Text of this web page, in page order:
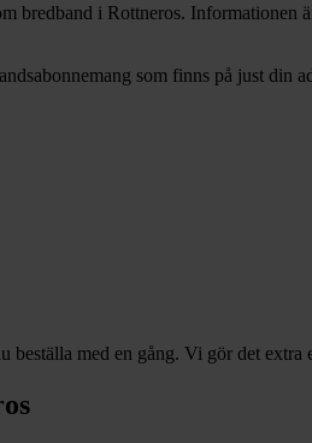
bredband i Rottneros. Informationen
som finns på just din
beställa med en gång. Vi gör det